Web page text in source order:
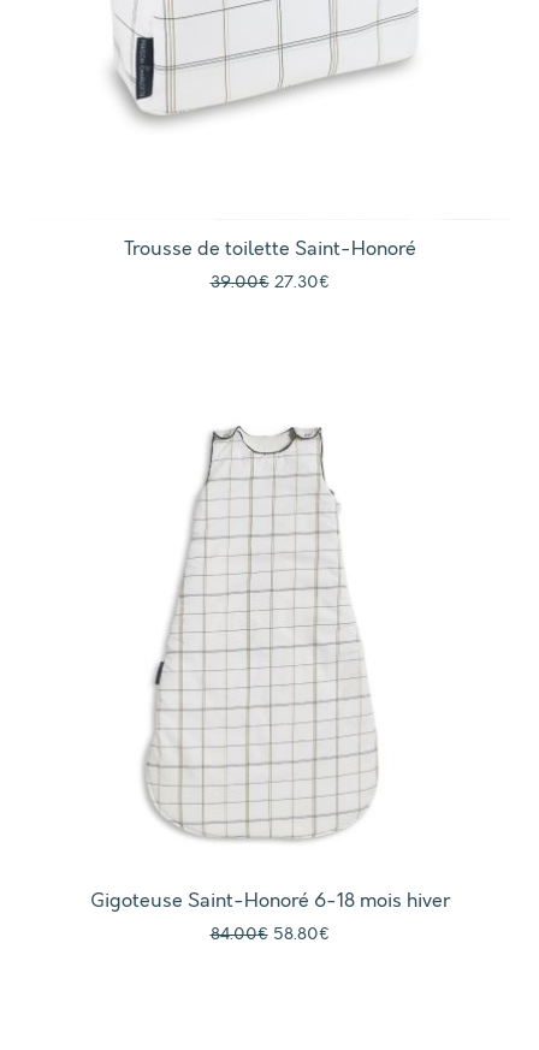
Trousse de toilette Saint-Honoré
39.00€ Le prix initial était : 39.00€.
27.30€Le prix actuel est : 27.30€.
Gigoteuse Saint-Honoré 6-18 mois hiver
84.00€ Le prix initial était : 84.00€.
58.80€Le prix actuel est : 58.80€.